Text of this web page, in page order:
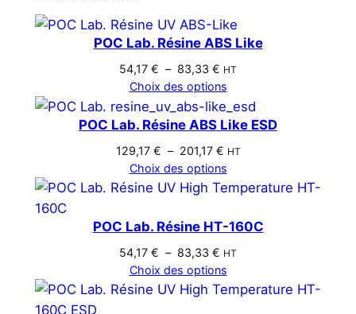
POC Lab. Résine ABS Like
54,17 € – 83,33 € Plage
de
prix :
54,17 €
83,33 €
HT
Choix des options
POC Lab. Résine ABS Like ESD
129,17 € – 201,17 €Plage
de
prix :
201,17 €
HT
Choix des options
POC Lab. Résine HT-160C
54,17 € – 83,33 € Plage
de
prix :
HT
Choix des options